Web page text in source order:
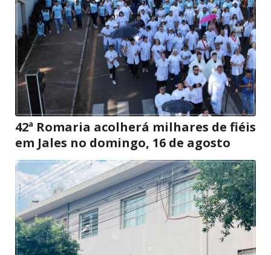
42ª Romaria acolherá milhares de fiéis
em Jales no domingo, 16 de agosto